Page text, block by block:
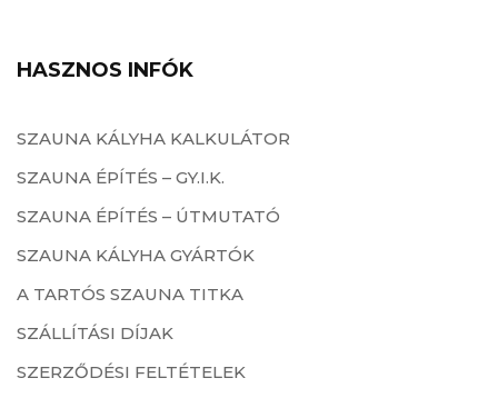
HASZNOS INFÓK
SZAUNA KÁLYHA KALKULÁTOR
SZAUNA ÉPÍTÉS – GY.I.K.
SZAUNA ÉPÍTÉS – ÚTMUTATÓ
SZAUNA KÁLYHA GYÁRTÓK
A TARTÓS SZAUNA TITKA
SZÁLLÍTÁSI DÍJAK
SZERZŐDÉSI FELTÉTELEK